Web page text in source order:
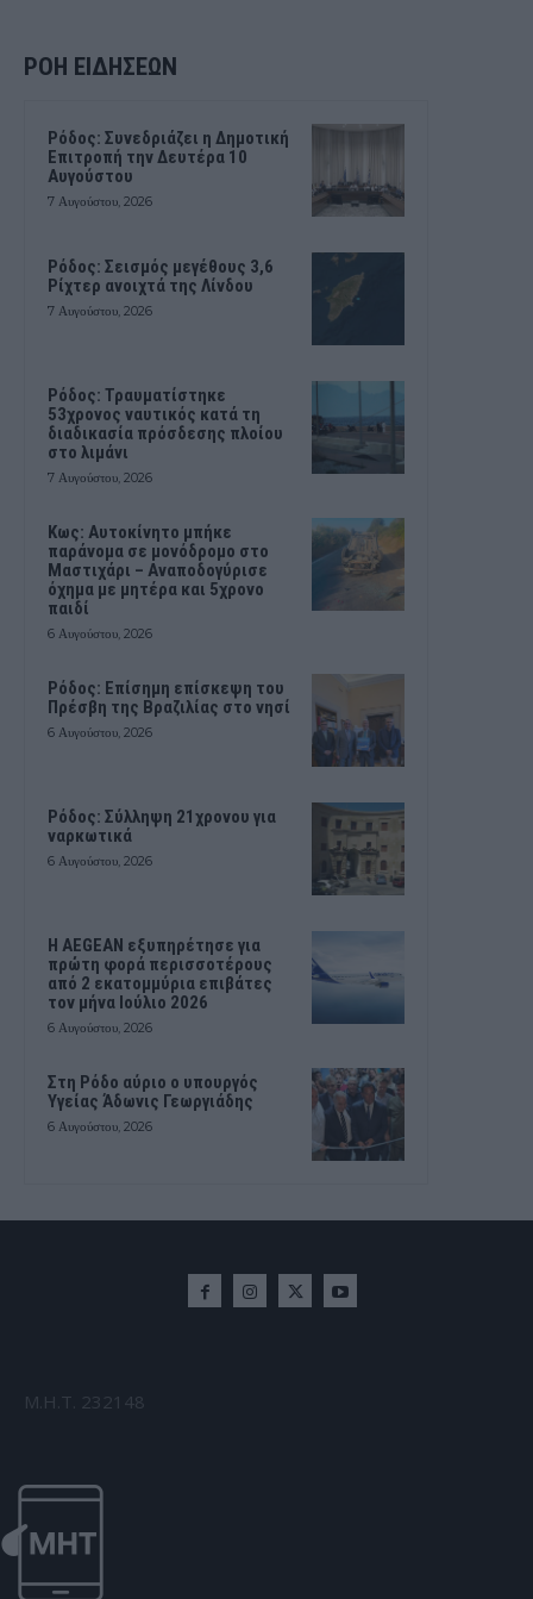
ΡΟΗ ΕΙΔΗΣΕΩΝ
Ρόδος: Συνεδριάζει η Δημοτική
Επιτροπή την Δευτέρα 10
Αυγούστου
7 Αυγούστου, 2026
Ρόδος: Σεισμός μεγέθους 3,6
Ρίχτερ ανοιχτά της Λίνδου
7 Αυγούστου, 2026
Ρόδος: Τραυματίστηκε
53χρονος ναυτικός κατά τη
διαδικασία πρόσδεσης πλοίου
στο λιμάνι
7 Αυγούστου, 2026
Kως: Αυτοκίνητο μπήκε
παράνομα σε μονόδρομο στο
Μαστιχάρι – Αναποδογύρισε
όχημα με μητέρα και 5χρονο
παιδί
6 Αυγούστου, 2026
Ρόδος: Επίσημη επίσκεψη του
Πρέσβη της Βραζιλίας στο νησί
6 Αυγούστου, 2026
Ρόδος: Σύλληψη 21χρονου για
ναρκωτικά
6 Αυγούστου, 2026
Η AEGEAN εξυπηρέτησε για
πρώτη φορά περισσοτέρους
από 2 εκατομμύρια επιβάτες
τον μήνα Ιούλιο 2026
6 Αυγούστου, 2026
Στη Ρόδο αύριο ο υπουργός
Υγείας Άδωνις Γεωργιάδης
6 Αυγούστου, 2026
Μ.Η.Τ. 232148